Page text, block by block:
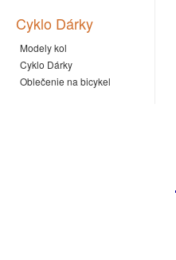
Cyklo Dárky
Modely kol
Cyklo Dárky
Oblečenie na bicykel